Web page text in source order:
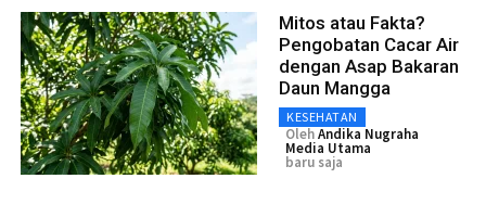
Mitos atau Fakta?
Pengobatan Cacar Air
dengan Asap Bakaran
Daun Mangga
KESEHATAN
OlehAndika Nugraha
Media Utama
baru saja